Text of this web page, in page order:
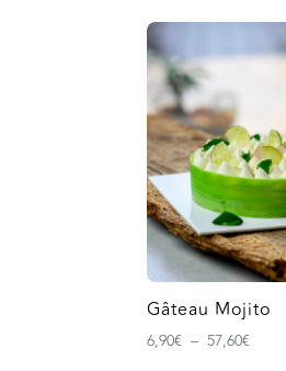
Gâteau Mojito
6,90€ – 57,60€